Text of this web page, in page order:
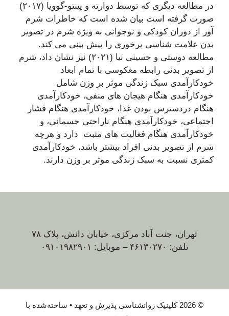
در مطالعه دیگری که توسط دوارته و پینتو-گوویا (۲۰۱۷)
صورت گرفته است بیان شده است که خاطرات شرم
آور از دوران کودکی و نوجوانی به ویژه شرم در تصویر
بدن علامت شناسی پرخوری را پیش بینی می کند.
مطالعه دوستی و حسینی نیا (۲۰۲۱) نیز نشان داد، شرم
از تصویر بدنی رابطه معکوسی با تمام ابعاد
خودکارآمدی سبک زندگی موثر بر وزن شامل
خودکارآمدی هنگام هیجان های منفی، خودکارآمدی
هنگام دردسترس بودن غذا، خودکارآمدی هنگام فشار
اجتماعی، خودکارآمدی هنگام ناراحتی جسمانی، و
خودکارآمدی هنگام فعالیت های مثبت دارد و هرچه
شرم از تصویر بدنی افراد بیشتر باشد، خودکارآمدی
کمتری نسبت به سبک زندگی موثر بر وزن دارند.
تهران، جنت آباد مرکزی، خیابان دانش، پلاک ۷۸
تلفن: ۴۶۱۳۰۲۷۰ – موبایل: ۰۹۱۰۱۹۸۲۹۰۱
© 2026 کلینیک روانشناسی پذیرش و تعهد
• ساخته‌شده با